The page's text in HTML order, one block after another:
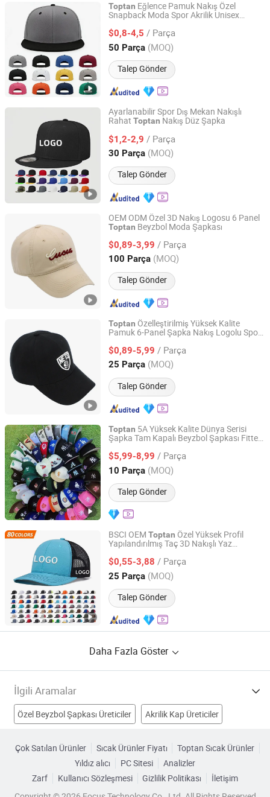
Toptan Eğlence Pamuk Nakış Özel
Snapback Moda Spor Akrilik Unisex
$0,8-4,5 / Parça
50 Parça (MOQ)
Talep Gönder
Hebei Lingjin Import and Export Co., Ltd.
Hebei, China Fiyat 2025
Ayarlanabilir Spor Dış Mekan Nakışlı
Rahat Toptan Nakış Düz Şapka
$1,2-2,9 / Parça
30 Parça (MOQ)
Talep Gönder
Qingdao Beigu Trading Co., Ltd.
Shandong, China Fiyat 2025
OEM ODM Özel 3D Nakış Logosu 6 Panel
Toptan Beyzbol Moda Şapkası
$0,89-3,99 / Parça
100 Parça (MOQ)
Talep Gönder
Qingdao Caps Hat Co., Ltd
Shandong, China Fiyat 2024
Toptan Özelleştirilmiş Yüksek Kalite
Pamuk 6-Panel Şapka Nakış Logolu Spor
$0,89-5,99 / Parça
25 Parça (MOQ)
Talep Gönder
Qingdao Caps Hat Co., Ltd
Shandong, China Fiyat 2024
Toptan 5A Yüksek Kalite Dünya Serisi
Şapka Tam Kapalı Beyzbol Şapkası Fitted
$5,99-8,99 / Parça
10 Parça (MOQ)
Talep Gönder
Dongguan City Smiling Clothing Co., Ltd.
Guangdong, China Fiyat 2026
BSCI OEM Toptan Özel Yüksek Profil
Yapılandırılmış Taç 3D Nakışlı Yaz
Şapkası
$0,55-3,88 / Parça
25 Parça (MOQ)
Talep Gönder
Boye Ouruidan Trading Co., Ltd.
Hebei, China Fiyat 2025
Daha Fazla Göster
İlgili Aramalar
Özel Beyzbol Şapkası Üreticiler Akrilik Kap Üreticiler
Boş Zaman Spor Şapkası Üreticiler Şapka Fabrikalar
Çok Satılan Ürünler Sıcak Ürünler Fiyatı
Toptan Sıcak Ürünler
Yıldız alıcı
PC Sitesi
Analizler
Zarf
Kullanıcı Sözleşmesi Gizlilik Politikası
İletişim